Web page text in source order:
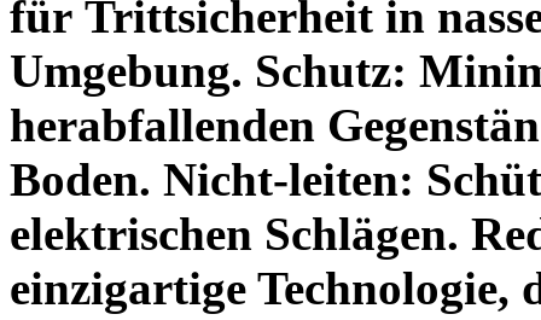
für Trittsicherheit in
Umgebung. Schutz:
herabfallenden
Boden. Nicht-leiten:
elektrischen Schlägen.
einzigartige Technologie,